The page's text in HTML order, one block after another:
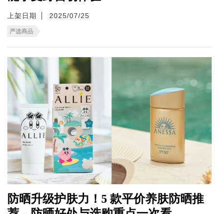
上架日期 2025/07/25
严选商品
防晒升级护肤力！5 款平价养肤防晒推